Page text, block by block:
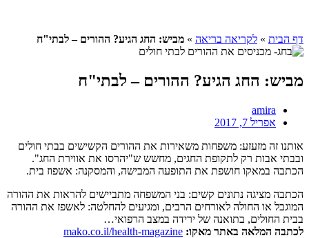
לקריאה בריאה»מביש: החג הגיע? ההורים – לבתי"ח
הגיע? ההורים – לבתי"ח
משפחות משאירות את ההורים הקשישים בבתי חולים
רק לתקופת החגים, מחשש ש"יהרסו את אווירת החג".
חושפת את התופעה המבישה, והמסקנה: אשפוז בית.
נתונים קשים: בני המשפחה מתביישים להראות את ההורה
החולה לאורחים הרבים, ומגיעים להחלטה: לאשפז את ההורה
בתואנה של ירידה במצב הרפואי…
באתר מאקו: mako.co.il/health-magazine